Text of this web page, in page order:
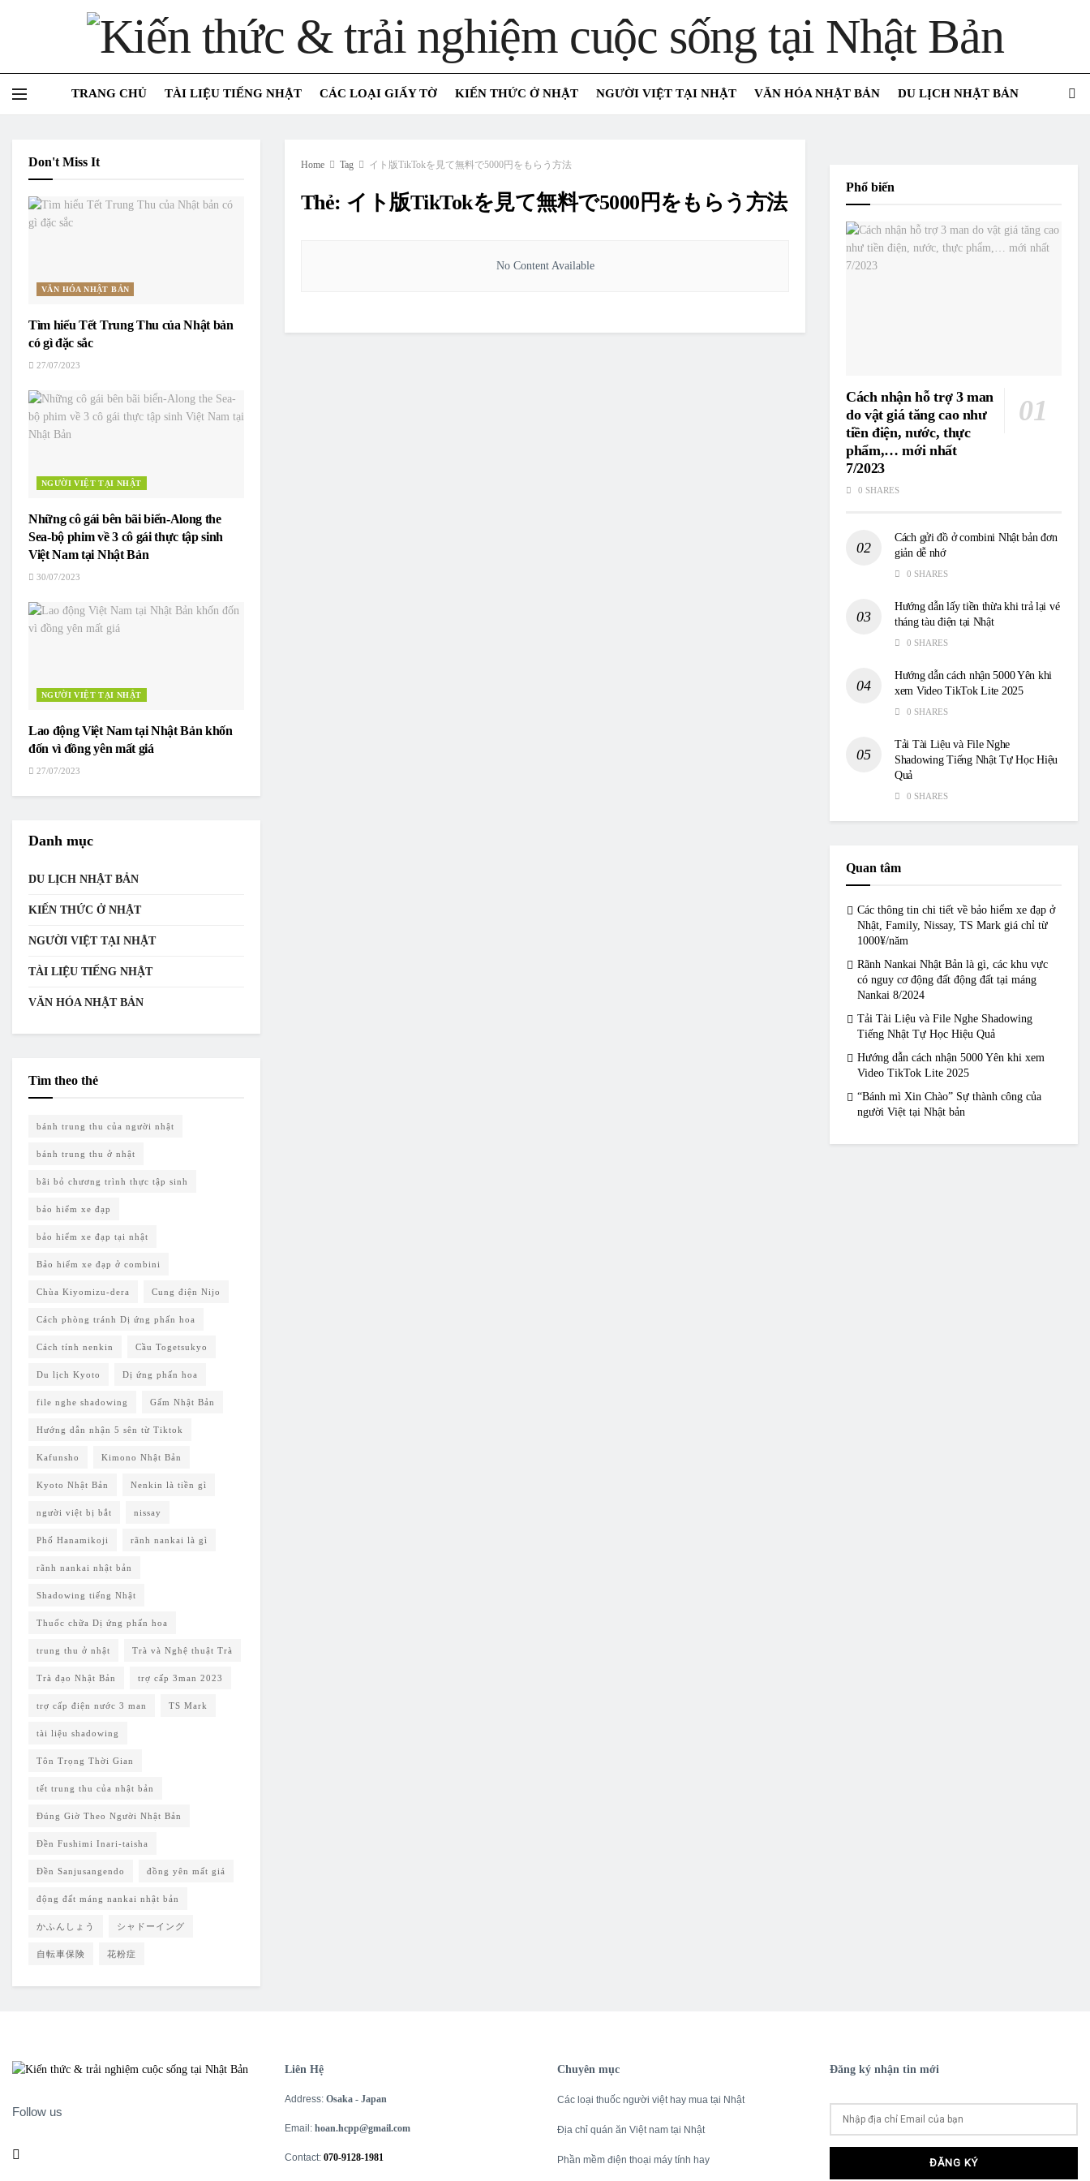
TRANG CHỦ TÀI LIỆU TIẾNG NHẬT CÁC LOẠI GIẤY TỜ KIẾN THỨC Ở NHẬT NGƯỜI VIỆT TẠI NHẬT VĂN HÓA NHẬT BẢN DU LỊCH NHẬT BẢN
Home Tag イト版TikTokを見て無料で5000円をもらう方法
Thẻ: イト版TikTokを見て無料で5000円をもらう方法
No Content Available
Don't Miss It
VĂN HÓA NHẬT BẢN
Tìm hiểu Tết Trung Thu của Nhật bản
có gì đặc sắc
27/07/2023
NGƯỜI VIỆT TẠI NHẬT
Những cô gái bên bãi biển-Along the
Sea-bộ phim về 3 cô gái thực tập sinh
Việt Nam tại Nhật Bản
30/07/2023
NGƯỜI VIỆT TẠI NHẬT
Lao động Việt Nam tại Nhật Bản khốn
đốn vì đồng yên mất giá
27/07/2023
Danh mục
DU LỊCH NHẬT BẢN
KIẾN THỨC Ở NHẬT
NGƯỜI VIỆT TẠI NHẬT
TÀI LIỆU TIẾNG NHẬT
VĂN HÓA NHẬT BẢN
Tìm theo thẻ
bánh trung thu của người nhật
bánh trung thu ở nhật
bãi bỏ chương trình thực tập sinh
bảo hiểm xe đạp
bảo hiểm xe đạp tại nhật
Bảo hiểm xe đạp ở combini
Chùa Kiyomizu-dera Cung điện Nijo
Cách phòng tránh Dị ứng phấn hoa
Cách tính nenkin Cầu Togetsukyo
Du lịch Kyoto Dị ứng phấn hoa
file nghe shadowing Gấm Nhật Bản
Hướng dẫn nhận 5 sên từ Tiktok
Kafunsho Kimono Nhật Bản
Kyoto Nhật Bản Nenkin là tiền gì
người việt bị bắt nissay
Phố Hanamikoji rãnh nankai là gì
rãnh nankai nhật bản
Shadowing tiếng Nhật
Thuốc chữa Dị ứng phấn hoa
trung thu ở nhật Trà và Nghệ thuật Trà
Trà đạo Nhật Bản trợ cấp 3man 2023
trợ cấp điện nước 3 man TS Mark
tài liệu shadowing
Tôn Trọng Thời Gian
tết trung thu của nhật bản
Đúng Giờ Theo Người Nhật Bản
Đền Fushimi Inari-taisha
Đền Sanjusangendo đồng yên mất giá
động đất máng nankai nhật bản
かふんしょう シャドーイング
自転車保険 花粉症
Phổ biến
Cách nhận hỗ trợ 3 man
do vật giá tăng cao như
tiền điện, nước, thực
phẩm,… mới nhất
7/2023
0 SHARES
Cách gửi đồ ở combini Nhật bản đơn
giản dễ nhớ
0 SHARES
Hướng dẫn lấy tiền thừa khi trả lại vé
tháng tàu điện tại Nhật
0 SHARES
Hướng dẫn cách nhận 5000 Yên khi
xem Video TikTok Lite 2025
0 SHARES
Tải Tài Liệu và File Nghe
Shadowing Tiếng Nhật Tự Học Hiệu
Quả
0 SHARES
Quan tâm
Các thông tin chi tiết về bảo hiểm xe đạp ở
Nhật, Family, Nissay, TS Mark giá chỉ từ
1000¥/năm
Rãnh Nankai Nhật Bản là gì, các khu vực
có nguy cơ động đất động đất tại máng
Nankai 8/2024
Tải Tài Liệu và File Nghe Shadowing
Tiếng Nhật Tự Học Hiệu Quả
Hướng dẫn cách nhận 5000 Yên khi xem
Video TikTok Lite 2025
“Bánh mì Xin Chào” Sự thành công của
người Việt tại Nhật bản
Follow us
Liên Hệ
Address: Osaka - Japan
Email: hoan.hcpp@gmail.com
Contact: 070-9128-1981
Chuyên mục
Các loại thuốc người việt hay mua tại Nhật
Địa chỉ quán ăn Việt nam tại Nhật
Phần mềm điện thoại máy tính hay
Đăng ký nhận tin mới